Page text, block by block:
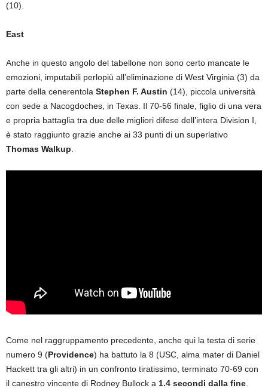
(10).
East
Anche in questo angolo del tabellone non sono certo mancate le
emozioni, imputabili perlopiù all’eliminazione di West Virginia (3) da
parte della cenerentola Stephen F. Austin (14), piccola università
con sede a Nacogdoches, in Texas. Il 70-56 finale, figlio di una vera
e propria battaglia tra due delle migliori difese dell’intera Division I,
è stato raggiunto grazie anche ai 33 punti di un superlativo
Thomas Walkup.
Come nel raggruppamento precedente, anche qui la testa di serie
numero 9 (Providence) ha battuto la 8 (USC, alma mater di Daniel
Hackett tra gli altri) in un confronto tiratissimo, terminato 70-69 con
il canestro vincente di Rodney Bullock a 1.4 secondi dalla fine.